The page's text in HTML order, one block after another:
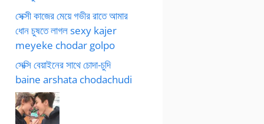
সেক্সী কাজের মেয়ে গভীর রাতে আমার
ধোন চুষতে লাগল sexy kajer
meyeke chodar golpo
সেক্সি বেয়াইনের সাথে চোদা-চুদি
baine arshata chodachudi